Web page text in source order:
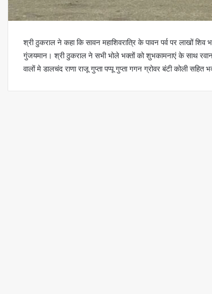
श्री ठुकराल ने कहा कि सावन महाशिवरात्रि के पावन पर्व पर लाखों
गुंजयमान। श्री ठुकराल ने सभी भोले भक्तों को शुभकामनाएं के साथ
वालों मे डालचंद राणा राजू गुप्ता पप्पू गुप्ता गगन ग्रोवर बंटी कोली